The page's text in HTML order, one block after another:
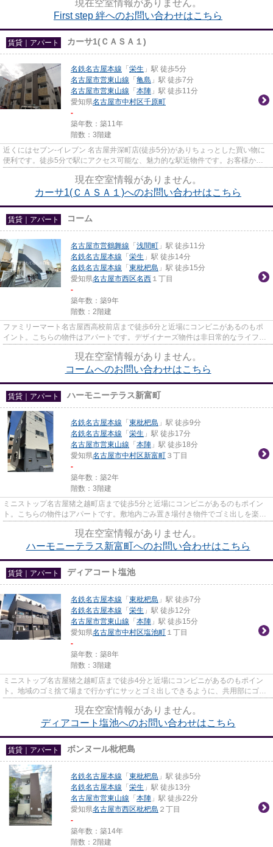
現在空室情報がありません。
First step 絆へのお問い合わせはこちら
賃貸｜アパート カーサ1(ＣＡＳＡ１)
名鉄名古屋本線 「 栄生 」駅 徒歩5分
名古屋市営東山線 「 亀島 」駅 徒歩7分
名古屋市営東山線 「 本陣 」駅 徒歩11分
愛知県名古屋市中村区千原町
-
築年数：築11年
階数：3階建
近くにはセブン‐イレブン 名古屋井深町店(徒歩5分)がありちょっとした買い物に
便利です。徒歩5分で駅にアクセス可能な、魅力的な駅近物件です。お客様から
現在空室情報がありません。
カーサ1(ＣＡＳＡ１)へのお問い合わせはこちら
賃貸｜アパート コーム
名古屋市営鶴舞線 「 浅間町 」駅 徒歩11分
名鉄名古屋本線 「 栄生 」駅 徒歩14分
名鉄名古屋本線 「 東枇杷島 」駅 徒歩15分
愛知県名古屋市西区名西 １丁目
-
築年数：築9年
階数：2階建
ファミリーマート名古屋西高校前店まで徒歩6分と近場にコンビニがあるのもポ
イント。こちらの物件はアパートです。デザイナーズ物件は非日常的なライフス
現在空室情報がありません。
コームへのお問い合わせはこちら
賃貸｜アパート ハーモニーテラス新富町
名鉄名古屋本線 「 東枇杷島 」駅 徒歩9分
名鉄名古屋本線 「 栄生 」駅 徒歩17分
名古屋市営東山線 「 本陣 」駅 徒歩18分
愛知県名古屋市中村区新富町 ３丁目
-
築年数：築2年
階数：3階建
ミニストップ名古屋猪之越町店まで徒歩5分と近場にコンビニがあるのもポイン
ト。こちらの物件はアパートです。敷地内ごみ置き場付き物件でゴミ出しを楽に
現在空室情報がありません。
ハーモニーテラス新富町へのお問い合わせはこちら
賃貸｜アパート ディアコート塩池
名鉄名古屋本線 「 東枇杷島 」駅 徒歩7分
名鉄名古屋本線 「 栄生 」駅 徒歩12分
名古屋市営東山線 「 本陣 」駅 徒歩15分
愛知県名古屋市中村区塩池町 １丁目
-
築年数：築8年
階数：3階建
ミニストップ名古屋猪之越町店まで徒歩4分と近場にコンビニがあるのもポイン
ト。地域のゴミ捨て場まで行かずにサッとゴミ出しできるように、共用部にゴミ
現在空室情報がありません。
ディアコート塩池へのお問い合わせはこちら
賃貸｜アパート ボンヌール枇杷島
名鉄名古屋本線 「 東枇杷島 」駅 徒歩5分
名鉄名古屋本線 「 栄生 」駅 徒歩13分
名古屋市営東山線 「 本陣 」駅 徒歩22分
愛知県名古屋市西区枇杷島 ２丁目
-
築年数：築14年
階数：2階建